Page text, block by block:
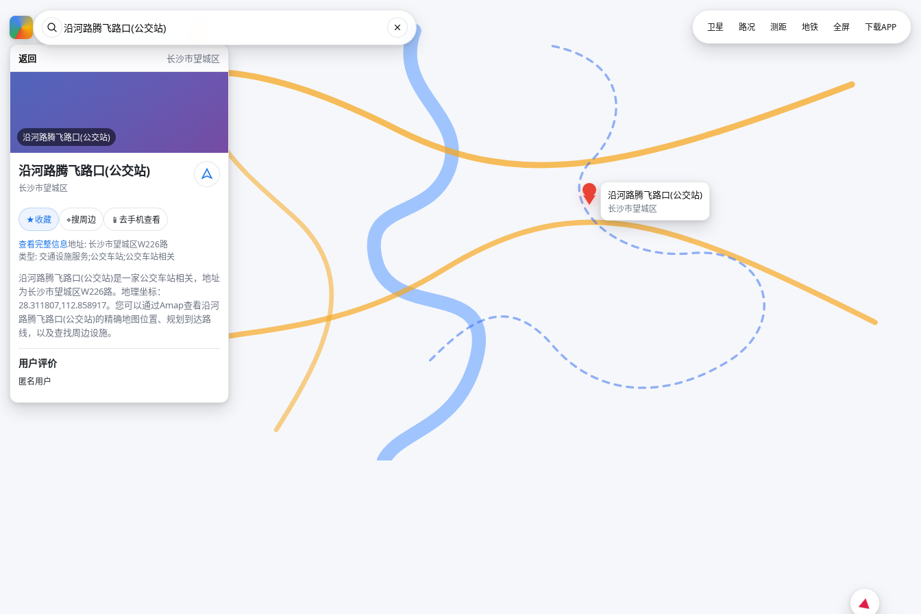
返回 长沙市望城区
沿河路腾飞路口(公交站)
沿河路腾飞路口(公交站)
长沙市望城区
★收藏 ⌖搜周边 📱 去手机查看
查看完整信息地址: 长沙市望城区W226路
类型: 交通设施服务;公交车站;公交车站相关
沿河路腾飞路口(公交站)是一家公交车站相关，地址
为长沙市望城区W226路。地理坐标：
28.311807,112.858917。您可以通过Amap查看沿河
路腾飞路口(公交站)的精确地图位置、规划到达路
线，以及查找周边设施。
用户评价
匿名用户
沿河路腾飞路口(公交站)
长沙市望城区
卫星 路况 测距 地铁 全屏 下载APP